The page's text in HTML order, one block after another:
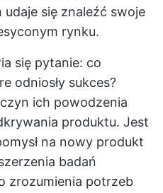
udaje się znaleźć swoje
rynku.
się pytanie: co
odniosły sukces?
ich powodzenia
produktu. Jest
na nowy produkt
badań
zrozumienia potrzeb